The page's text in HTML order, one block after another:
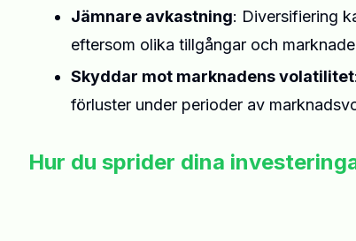
Jämnare avkastning: Diversifiering
eftersom olika tillgångar och
Skyddar mot marknadens volatilitet
förluster under perioder av
Hur du sprider dina